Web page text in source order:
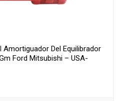
Amortiguador Del Equilibrador
Ford Mitsubishi – USA-